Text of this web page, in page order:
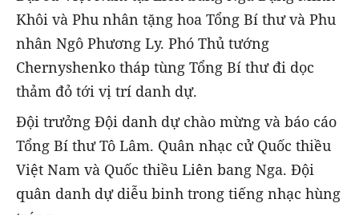
Khôi và Phu nhân tặng hoa Tổng Bí thư và Phu
nhân Ngô Phương Ly. Phó Thủ tướng
Chernyshenko tháp tùng Tổng Bí thư đi dọc
thảm đỏ tới vị trí danh dự.
Đội trưởng Đội danh dự chào mừng và báo cáo
Tổng Bí thư Tô Lâm. Quân nhạc cử Quốc thiều
Việt Nam và Quốc thiều Liên bang Nga. Đội
quân danh dự diễu binh trong tiếng nhạc hùng